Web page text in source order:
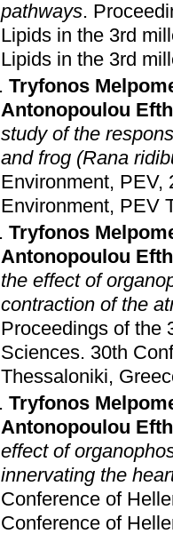
pathways.
Lipids in the 3rd
Lipids in the 3rd
Tryfonos
Antonopoulou
study of the
and frog (Rana
Environment, PEV,
Environment, PEV
Tryfonos
Antonopoulou
the effect of
contraction of the
Proceedings of the
Sciences. 30th
Thessaloniki,
Tryfonos
Antonopoulou
effect of
innervating the
Conference of
Conference of